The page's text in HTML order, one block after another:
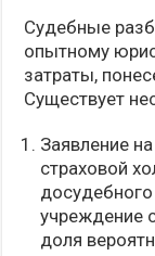
Судебные
опытному
затраты,
Существует
Заявление
страховой
досудебного
учреждение
доля